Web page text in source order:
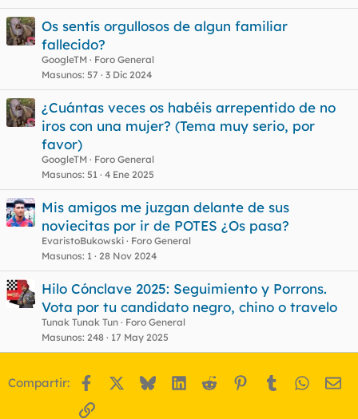
Os sentís orgullosos de algun familiar
fallecido?
GoogleTM
Foro General
Masunos 57 3 Dic 2024
¿Cuántas veces os habéis arrepentido de no
iros con una mujer? (Tema muy serio, por
favor)
GoogleTM
Foro General
Masunos 51 4 Ene 2025
Mis amigos me juzgan delante de sus
noviecitas por ir de POTES ¿Os pasa?
EvaristoBukowski
Foro General
Masunos 1 28 Nov 2024
Hilo Cónclave 2025: Seguimiento y Porrons.
Vota por tu candidato negro, chino o travelo
Tunak Tunak Tun
Foro General
Masunos 248 17 May 2025
Compartir: Facebook BlueskyLinkedIn
Reddit Pinterest
Tumblr
Enlace